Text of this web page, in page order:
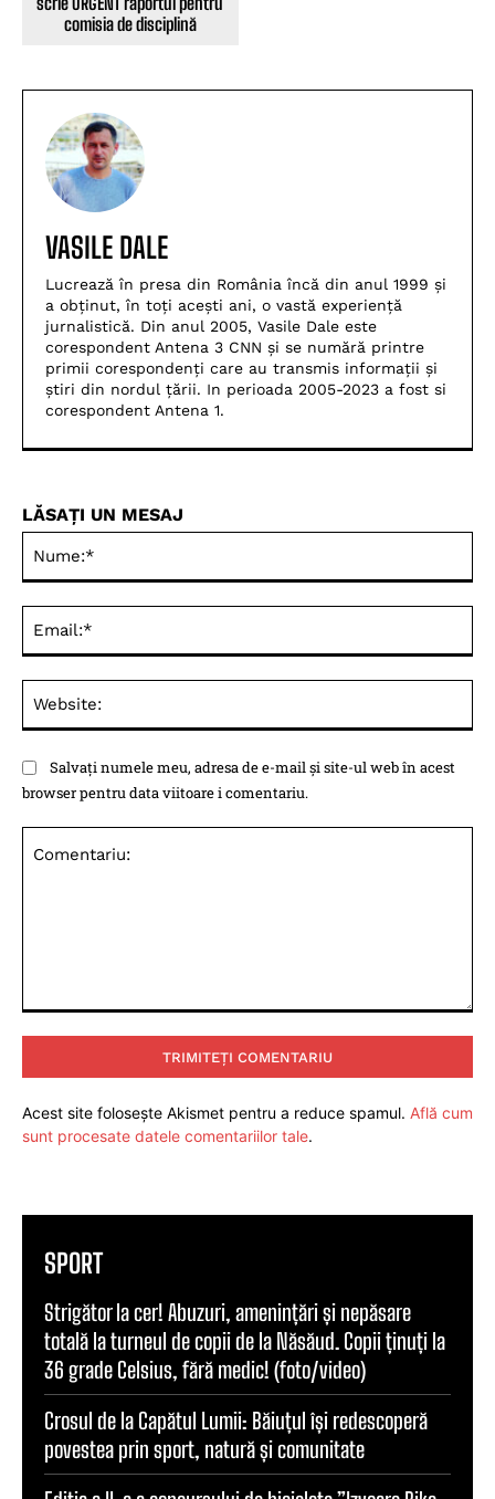
comisia de disciplină
VASILE DALE
Lucrează în presa din România încă din anul 1999 și
a obținut, în toți acești ani, o vastă experiență
jurnalistică. Din anul 2005, Vasile Dale este
corespondent Antena 3 CNN și se numără printre
primii corespondenți care au transmis informații și
știri din nordul țării. In perioada 2005-2023 a fost si
corespondent Antena 1.
LĂSAȚI UN MESAJ
Salvați numele meu, adresa de e-mail și site-ul web în acest
browser pentru data viitoare i comentariu.
Acest site folosește Akismet pentru a reduce spamul. Află cum
sunt procesate datele comentariilor tale.
SPORT
Strigător la cer! Abuzuri, amenințări și nepăsare
totală la turneul de copii de la Năsăud. Copii ținuți la
36 grade Celsius, fără medic! (foto/video)
Crosul de la Capătul Lumii: Băiuțul își redescoperă
povestea prin sport, natură și comunitate